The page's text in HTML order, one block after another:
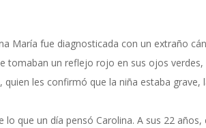
María fue diagnosticada con un extraño
tomaban un reflejo rojo en sus ojos
quien les confirmó que la niña estaba
lo que un día pensó Carolina. A sus 22